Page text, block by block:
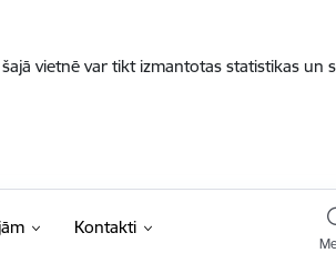
vietnē var tikt izmantotas statistikas un
Kontakti